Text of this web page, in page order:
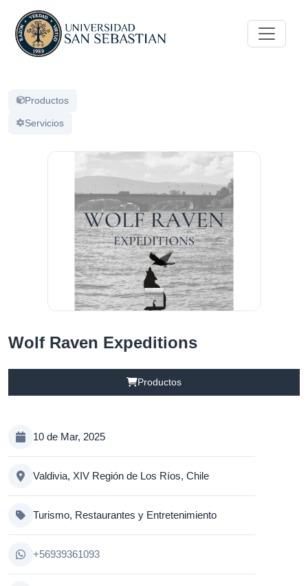
Productos
Servicios
Wolf Raven Expeditions
Productos
10 de Mar, 2025
Valdivia, XIV Región de Los Ríos, Chile
Turismo, Restaurantes y Entretenimiento
+56939361093